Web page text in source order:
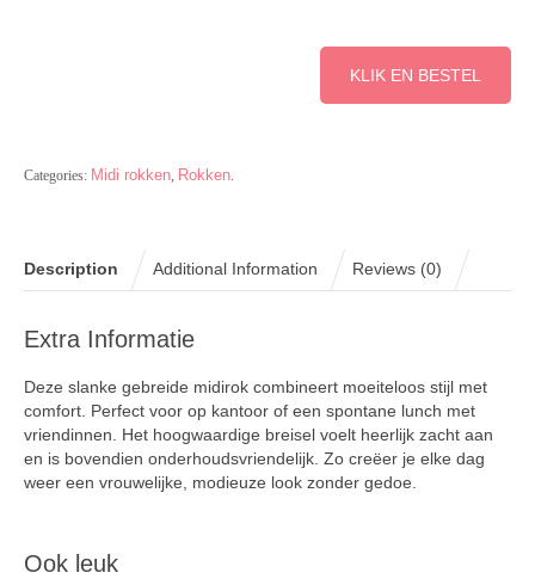
KLIK EN BESTEL
Categories: Midi rokken, Rokken.
Description Additional Information Reviews (0)
Extra Informatie
Deze slanke gebreide midirok combineert moeiteloos stijl met
comfort. Perfect voor op kantoor of een spontane lunch met
vriendinnen. Het hoogwaardige breisel voelt heerlijk zacht aan
en is bovendien onderhoudsvriendelijk. Zo creëer je elke dag
weer een vrouwelijke, modieuze look zonder gedoe.
Ook leuk